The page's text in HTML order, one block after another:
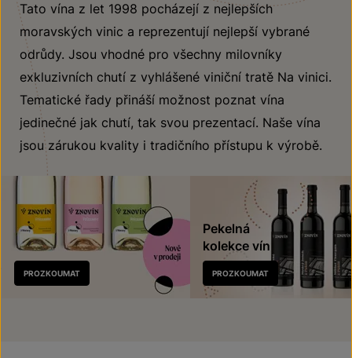
Tato vína z let 1998 pocházejí z nejlepších
moravských vinic a reprezentují nejlepší vybrané
odrůdy. Jsou vhodné pro všechny milovníky
exkluzivních chutí z vyhlášené viniční tratě Na vinici.
Tematické řady přináší možnost poznat vína
jedinečné jak chutí, tak svou prezentací. Naše vína
jsou zárukou kvality i tradičního přístupu k výrobě.
Nově
v prodeji
PROZKOUMAT
Pekelná
kolekce vín
PROZKOUMAT